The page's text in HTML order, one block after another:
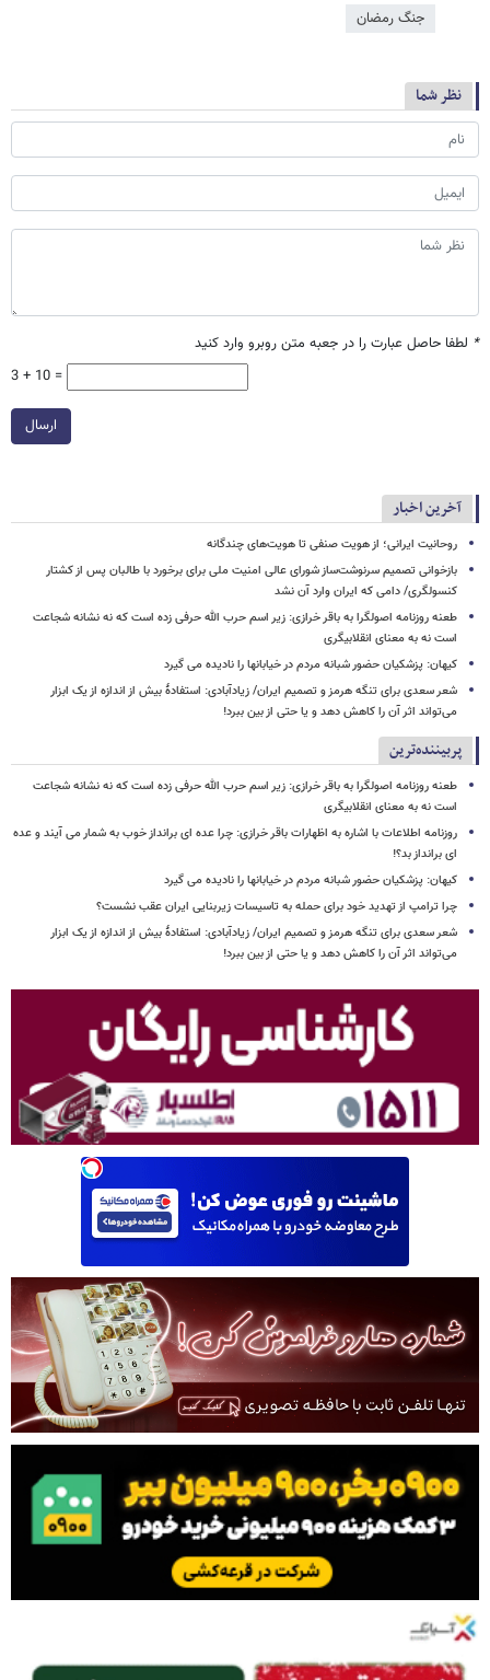
جنگ رمضان
نظر شما
* لطفا حاصل عبارت را در جعبه متن روبرو وارد کنید
3 + 10 =
ارسال
آخرین اخبار
روحانیت ایرانی؛ از هویت صنفی تا هویت‌های چندگانه
بازخوانی تصمیم سرنوشت‌ساز شورای عالی امنیت ملی برای برخورد با طالبان پس از کشتار
کنسولگری/ دامی که ایران وارد آن نشد
طعنه روزنامه اصولگرا به باقر خرازی: زیر اسم حرب الله حرفی زده است که نه نشانه شجاعت
است نه به معنای انقلابیگری
کیهان: پزشکیان حضور شبانه مردم در خیابانها را نادیده می گیرد
شعر سعدی برای تنگه هرمز و تصمیم ایران/ زیادآبادی: استفادهٔ بیش از اندازه از یک ابزار
می‌تواند اثر آن را کاهش دهد و یا حتی از بین ببرد!
پربیننده‌ترین
طعنه روزنامه اصولگرا به باقر خرازی: زیر اسم حرب الله حرفی زده است که نه نشانه شجاعت
است نه به معنای انقلابیگری
روزنامه اطلاعات با اشاره به اظهارات باقر خرازی: چرا عده ای برانداز خوب به شمار می آیند و عده
ای برانداز بد؟!
کیهان: پزشکیان حضور شبانه مردم در خیابانها را نادیده می گیرد
چرا ترامپ از تهدید خود برای حمله به تاسیسات زیربنایی ایران عقب نشست؟
شعر سعدی برای تنگه هرمز و تصمیم ایران/ زیادآبادی: استفادهٔ بیش از اندازه از یک ابزار
می‌تواند اثر آن را کاهش دهد و یا حتی از بین ببرد!